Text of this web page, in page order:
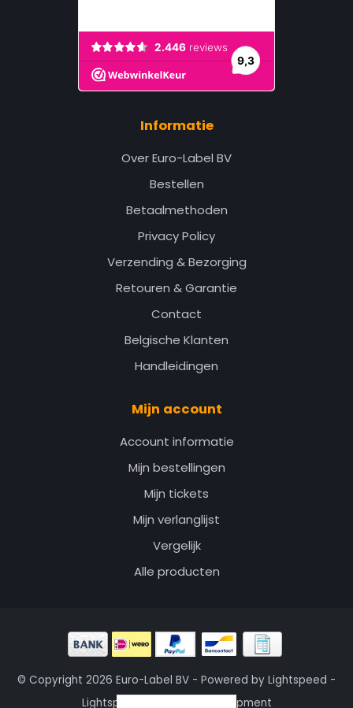
Informatie
Over Euro-Label BV
Bestellen
Betaalmethoden
Privacy Policy
Verzending & Bezorging
Retouren & Garantie
Contact
Belgische Klanten
Handleidingen
Mijn account
Account informatie
Mijn bestellingen
Mijn tickets
Mijn verlanglijst
Vergelijk
Alle producten
© Copyright 2026 Euro-Label BV - Powered by Lightspeed -
Lightspeed design
Dyvelopment